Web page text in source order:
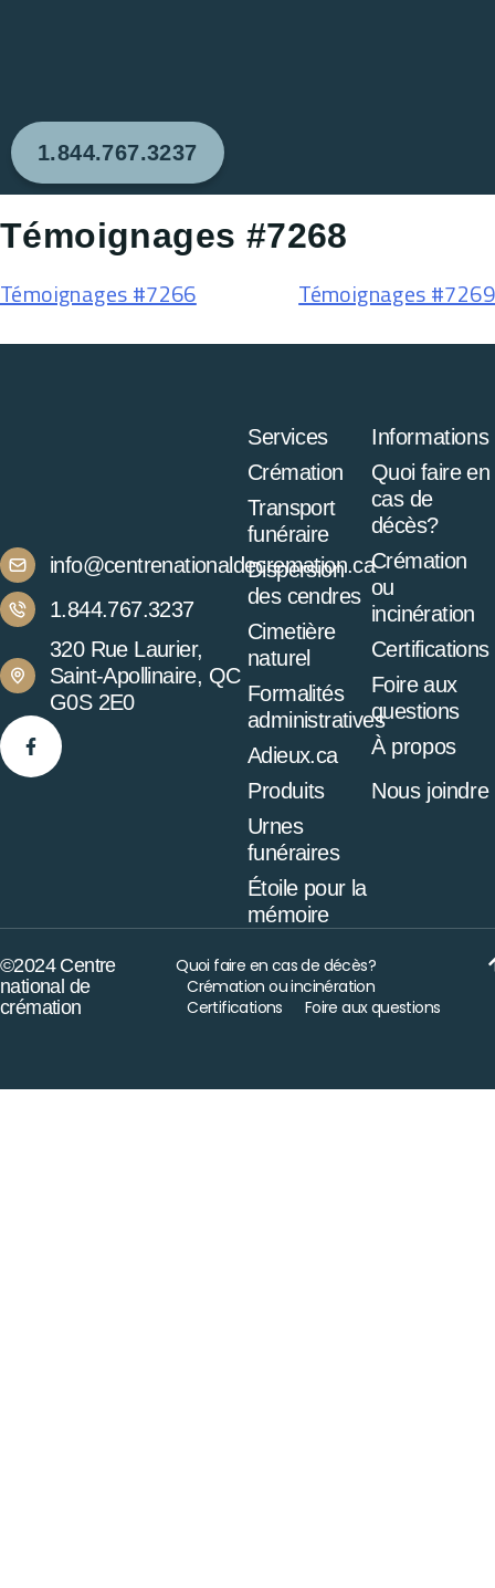
1.844.767.3237
Témoignages #7268
Témoignages #7266 Témoignages #7269
info@centrenationaldecremation.ca
1.844.767.3237
320 Rue Laurier,
Saint-Apollinaire, QC
G0S 2E0
Services
Crémation
Transport
funéraire
Dispersion
des cendres
Cimetière
naturel
Formalités
administratives
Adieux.ca
Produits
Urnes
funéraires
Étoile pour la
mémoire
Informations
Quoi faire en
cas de
décès?
Crémation
ou
incinération
Certifications
Foire aux
questions
À propos
Nous joindre
©2024 Centre
national de
crémation
Quoi faire en cas de décès?
Crémation ou incinération
Certifications
Foire aux questions